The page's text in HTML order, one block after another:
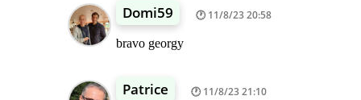
Domi59 11/8/23 20:58
bravo georgy
Patrice 11/8/23 21:10